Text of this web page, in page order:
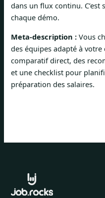
dans un flux continu. C’est
chaque démo.
Meta-description : Vous
des équipes adapté à
comparatif direct, des
et une checklist pour
préparation des salaires.